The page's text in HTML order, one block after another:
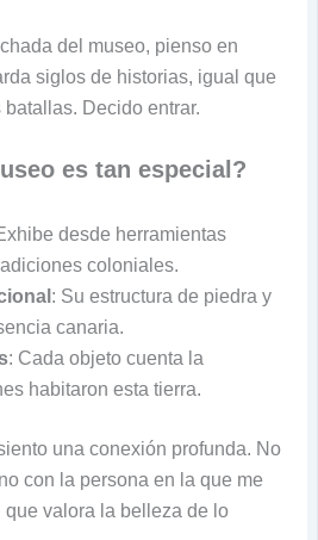
del museo, pienso en
siglos de historias, igual que
Decido entrar.
es tan especial?
desde herramientas
coloniales.
: Su estructura de piedra y
canaria.
: Cada objeto cuenta la
habitaron esta tierra.
una conexión profunda. No
con la persona en la que me
valora la belleza de lo